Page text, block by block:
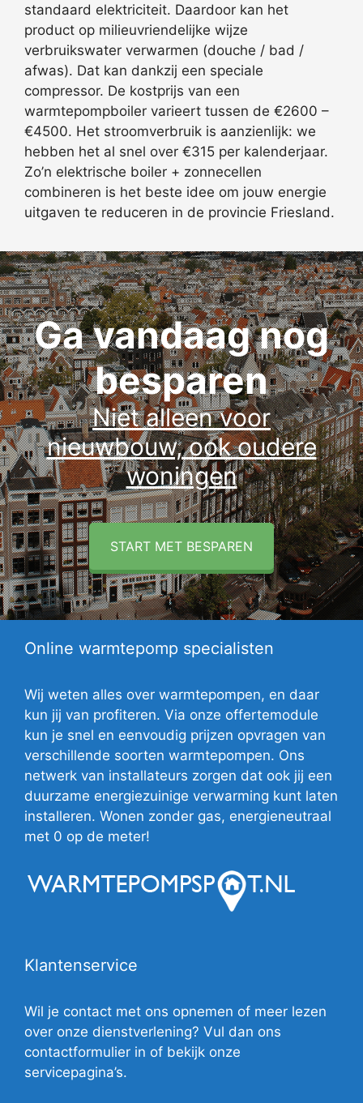
standaard elektriciteit. Daardoor kan het
product op milieuvriendelijke wijze
verbruikswater verwarmen (douche / bad /
afwas). Dat kan dankzij een speciale
compressor. De kostprijs van een
warmtepompboiler varieert tussen de €2600 –
€4500. Het stroomverbruik is aanzienlijk: we
hebben het al snel over €315 per kalenderjaar.
Zo’n elektrische boiler + zonnecellen
combineren is het beste idee om jouw energie
uitgaven te reduceren in de provincie Friesland.
Ga vandaag nog
besparen
Niet alleen voor
nieuwbouw, ook oudere
woningen
START MET BESPAREN
Online warmtepomp specialisten
Wij weten alles over warmtepompen, en daar
kun jij van profiteren. Via onze offertemodule
kun je snel en eenvoudig prijzen opvragen van
verschillende soorten warmtepompen. Ons
netwerk van installateurs zorgen dat ook jij een
duurzame energiezuinige verwarming kunt laten
installeren. Wonen zonder gas, energieneutraal
met 0 op de meter!
Klantenservice
Wil je contact met ons opnemen of meer lezen
over onze dienstverlening? Vul dan ons
contactformulier in of bekijk onze
servicepagina’s.